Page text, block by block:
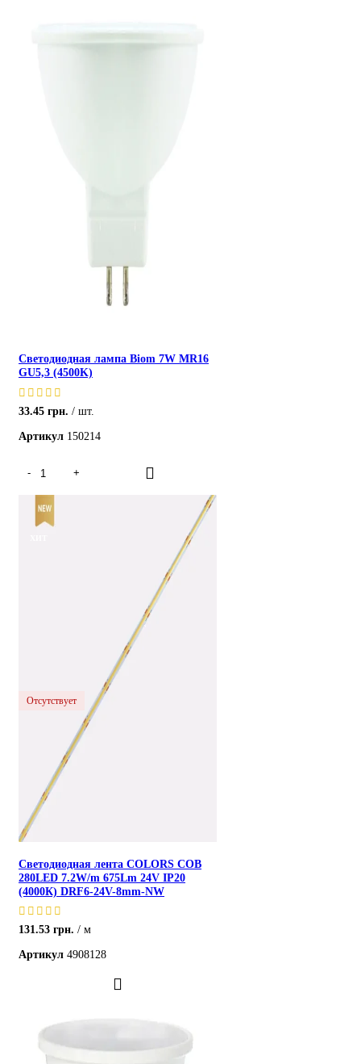
Светодиодная лампа Biom 7W MR16
GU5,3 (4500K)
33.45 грн.
шт.
Артикул 150214
Светодиодная лента COLORS COB
280LED 7.2W/m 675Lm 24V IP20
(4000К) DRF6-24V-8mm-NW
131.53 грн.
м
Артикул 4908128
Отсутствует